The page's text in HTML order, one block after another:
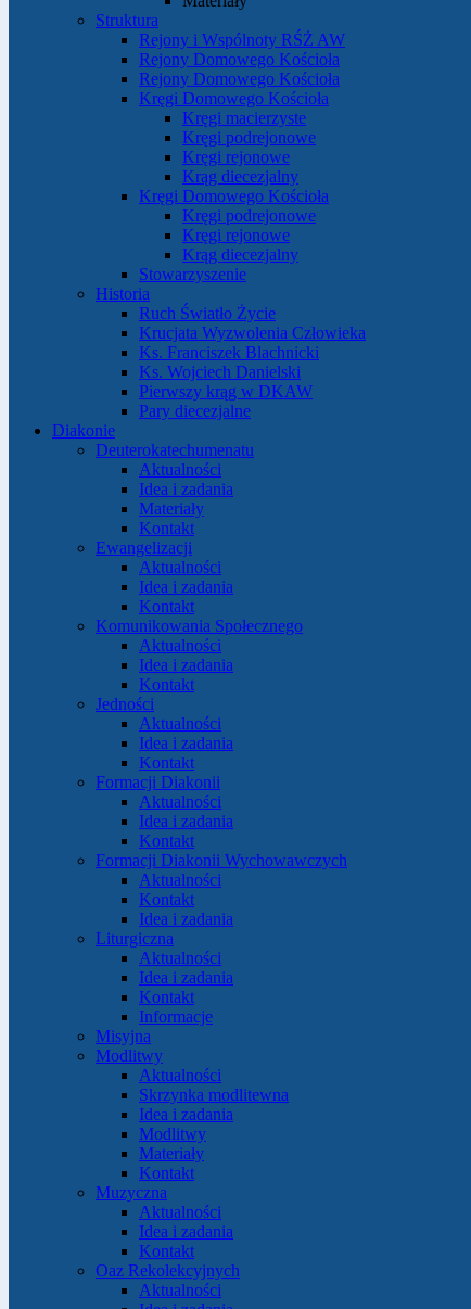
Struktura
Rejony i Wspólnoty RŚŻ AW
Rejony Domowego Kościoła
Rejony Domowego Kościoła
Kręgi Domowego Kościoła
Kręgi macierzyste
Kręgi podrejonowe
Kręgi rejonowe
Krąg diecezjalny
Kręgi Domowego Kościoła
Kręgi podrejonowe
Kręgi rejonowe
Krąg diecezjalny
Stowarzyszenie
Historia
Ruch Światło Życie
Krucjata Wyzwolenia Człowieka
Ks. Franciszek Blachnicki
Ks. Wojciech Danielski
Pierwszy krąg w DKAW
Pary diecezjalne
Diakonie
Deuterokatechumenatu
Aktualności
Idea i zadania
Materiały
Kontakt
Ewangelizacji
Aktualności
Idea i zadania
Kontakt
Komunikowania Społecznego
Aktualności
Idea i zadania
Kontakt
Jedności
Aktualności
Idea i zadania
Kontakt
Formacji Diakonii
Aktualności
Idea i zadania
Kontakt
Formacji Diakonii Wychowawczych
Aktualności
Kontakt
Idea i zadania
Liturgiczna
Aktualności
Idea i zadania
Kontakt
Informacje
Misyjna
Modlitwy
Aktualności
Skrzynka modlitewna
Idea i zadania
Modlitwy
Materiały
Kontakt
Muzyczna
Aktualności
Idea i zadania
Kontakt
Oaz Rekolekcyjnych
Aktualności